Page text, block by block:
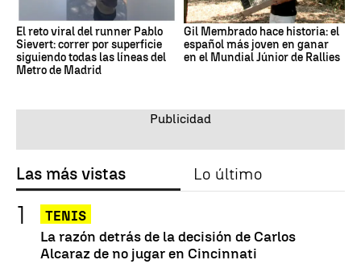
El reto viral del runner Pablo
Sievert: correr por superficie
siguiendo todas las líneas del
Metro de Madrid
Gil Membrado hace historia: el
español más joven en ganar
en el Mundial Júnior de Rallies
Las más vistas Lo último
TENIS
La razón detrás de la decisión de Carlos
Alcaraz de no jugar en Cincinnati